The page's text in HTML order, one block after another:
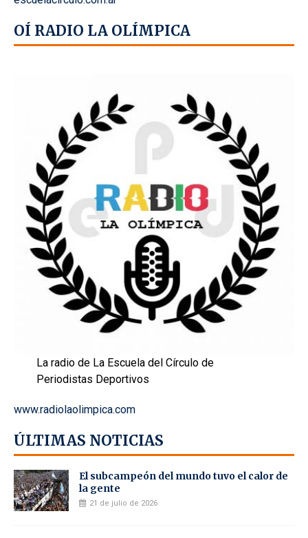
OÍ RADIO LA OLÍMPICA
La radio de La Escuela del Círculo de
Periodistas Deportivos
www.radiolaolimpica.com
ÚLTIMAS NOTICIAS
El subcampeón del mundo tuvo el calor de
la gente
21 de julio de 2026